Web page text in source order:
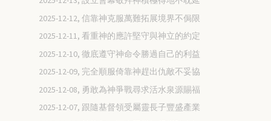
2025-12-12, 信靠神克服萬難拓展境界不侷限
2025-12-11, 看重神的應許堅守與神立的約定
2025-12-10, 徹底遵守神命令勝過自己的利益
2025-12-09, 完全順服倚靠神趕出仇敵不妥協
2025-12-08, 勇敢為神爭戰尋求活水泉源賜福
2025-12-07, 跟隨基督領受屬靈長子豐盛產業